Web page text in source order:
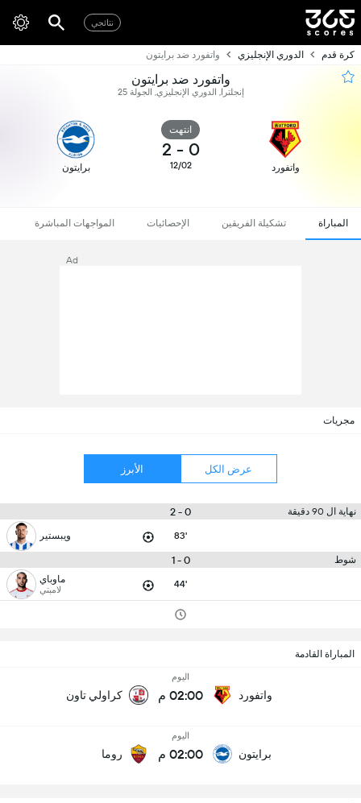
نتائجي
كرة قدم الدوري الإنجليزي واتفورد ضد برايتون
واتفورد ضد برايتون
إنجلترا, الدوري الإنجليزي, الجولة 25
واتفورد
انتهت
0
-
2
12/02 برايتون
المباراة تشكيلة الفريقين الإحصائيات المواجهات المباشرة
Ad
مجريات
عرض الكل الأبرز
نهاية ال 90 دقيقة 0 - 2
83' ويبستير
شوط 0 - 1
44' ماوباي
لامبتي
المباراة القادمة
واتفورد
اليوم
02:00 م كراولي تاون
برايتون
اليوم
02:00 م روما